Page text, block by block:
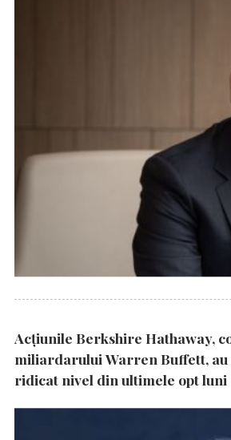
Acțiunile Berkshire Hathaway,
miliardarului Warren Buffett, au
ridicat nivel din ultimele opt luni